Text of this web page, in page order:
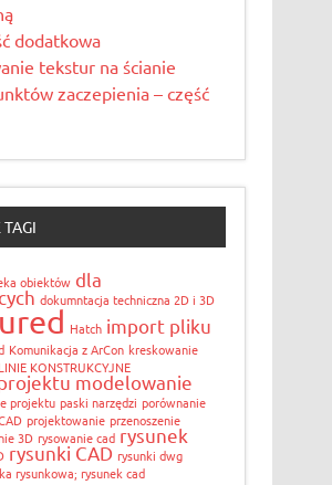
dodatkowa
tekstur na ścianie
zaczepienia – część
obiektów dla
dokumntacja techniczna 2D i 3D
Hatch import pliku
Komunikacja z ArCon kreskowanie
LINIE KONSTRUKCYJNE
modelowanie
projektu paski narzędzi porównanie
projektowanie przenoszenie
3D rysowanie cad rysunek
rysunki CAD rysunki dwg
rysunkowa; rysunek cad